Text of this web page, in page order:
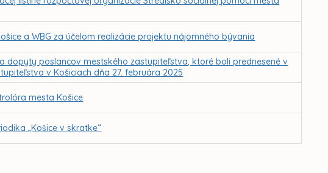
a WBG za účelom realizácie projektu nájomného bývania
dopyty poslancov mestského zastupiteľstva, ktoré boli prednesené v
v Košiciach dňa 27. februára 2025
mesta Košice
„Košice v skratke“